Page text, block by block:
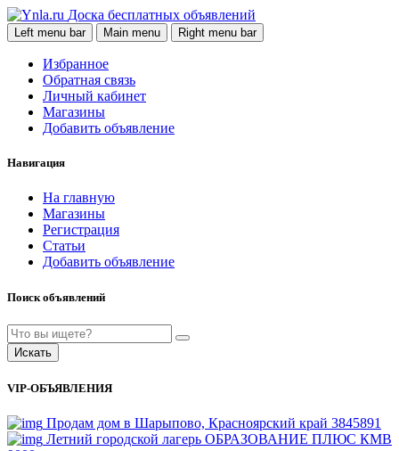
Доска бесплатных объявлений
Left menu bar Main menu Right menu bar
Избранное
Обратная связь
Личный кабинет
Магазины
Добавить объявление
Навигация
На главную
Магазины
Регистрация
Статьи
Добавить объявление
Поиск объявлений
Искать
VIP-ОБЪЯВЛЕНИЯ
Продам дом в Шарыпово, Красноярский край 3845891
Летний городской лагерь ОБРАЗОВАНИЕ ПЛЮС КМВ